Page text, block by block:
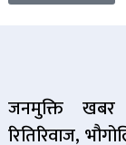
जनमुक्ति खबर
रितिरिवाज,